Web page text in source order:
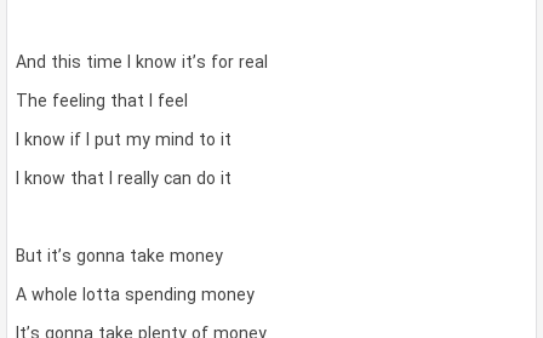
And this time I know it’s for real
The feeling that I feel
I know if I put my mind to it
I know that I really can do it
But it’s gonna take money
A whole lotta spending money